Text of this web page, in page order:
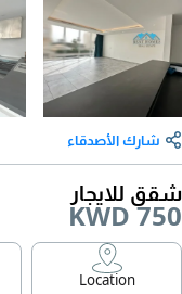
شارك الأصدقاء
شقق للايجار
KWD 750
Location